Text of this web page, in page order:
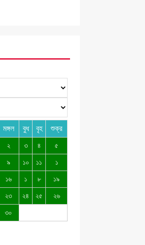
মঙ্গল বুধ বৃহ শুক্র
২ ৩ ৪ ৫
৯ ১০ ১১ ১
১৬ ১ ৮ ১৯
২৩ ২৪ ২৫ ২৬
৩০